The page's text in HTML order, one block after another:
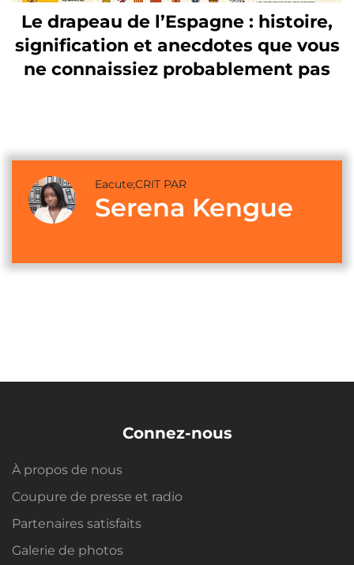
Le drapeau de l’Espagne : histoire,
signification et anecdotes que vous
ne connaissiez probablement pas
Eacute;CRIT PAR
Serena Kengue
Connez-nous
À propos de nous
Coupure de presse et radio
Partenaires satisfaits
Galerie de photos